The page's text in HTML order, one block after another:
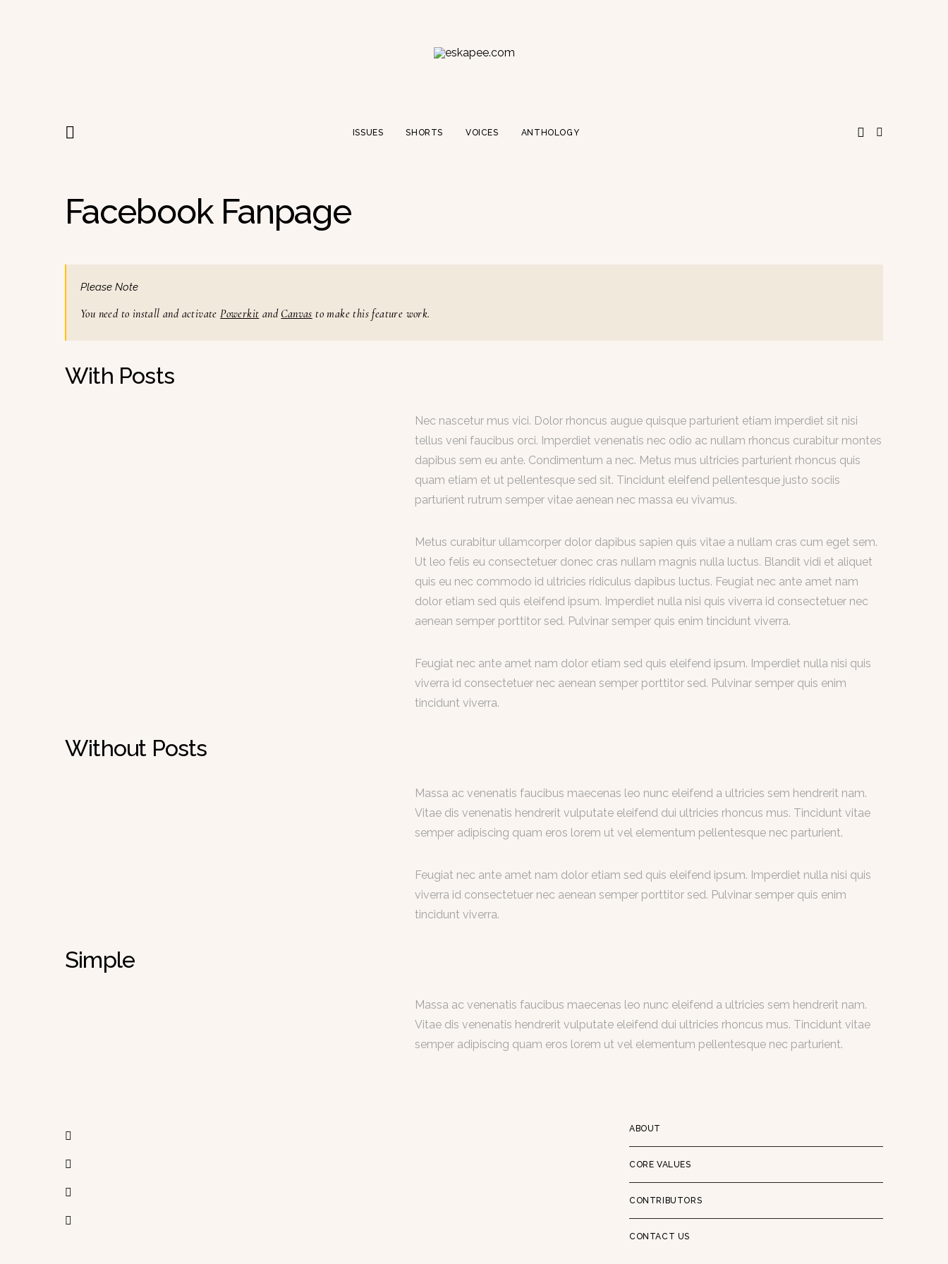
ISSUES SHORTS VOICES ANTHOLOGY
Facebook Fanpage
Please Note
You need to install and activatePowerkit and Canvas to make this feature work.
With Posts
Nec nascetur mus vici. Dolor rhoncus augue quisque parturient etiam imperdiet sit nisi
tellus veni faucibus orci. Imperdiet venenatis nec odio ac nullam rhoncus curabitur montes
dapibus sem eu ante. Condimentum a nec. Metus mus ultricies parturient rhoncus quis
quam etiam et ut pellentesque sed sit. Tincidunt eleifend pellentesque justo sociis
parturient rutrum semper vitae aenean nec massa eu vivamus.
Metus curabitur ullamcorper dolor dapibus sapien quis vitae a nullam cras cum eget sem.
Ut leo felis eu consectetuer donec cras nullam magnis nulla luctus. Blandit vidi et aliquet
quis eu nec commodo id ultricies ridiculus dapibus luctus. Feugiat nec ante amet nam
dolor etiam sed quis eleifend ipsum. Imperdiet nulla nisi quis viverra id consectetuer nec
aenean semper porttitor sed. Pulvinar semper quis enim tincidunt viverra.
Feugiat nec ante amet nam dolor etiam sed quis eleifend ipsum. Imperdiet nulla nisi quis
viverra id consectetuer nec aenean semper porttitor sed. Pulvinar semper quis enim
tincidunt viverra.
Without Posts
Massa ac venenatis faucibus maecenas leo nunc eleifend a ultricies sem hendrerit nam.
Vitae dis venenatis hendrerit vulputate eleifend dui ultricies rhoncus mus. Tincidunt vitae
semper adipiscing quam eros lorem ut vel elementum pellentesque nec parturient.
Feugiat nec ante amet nam dolor etiam sed quis eleifend ipsum. Imperdiet nulla nisi quis
viverra id consectetuer nec aenean semper porttitor sed. Pulvinar semper quis enim
tincidunt viverra.
Simple
Massa ac venenatis faucibus maecenas leo nunc eleifend a ultricies sem hendrerit nam.
Vitae dis venenatis hendrerit vulputate eleifend dui ultricies rhoncus mus. Tincidunt vitae
semper adipiscing quam eros lorem ut vel elementum pellentesque nec parturient.
ABOUT
CORE VALUES
CONTRIBUTORS
CONTACT US